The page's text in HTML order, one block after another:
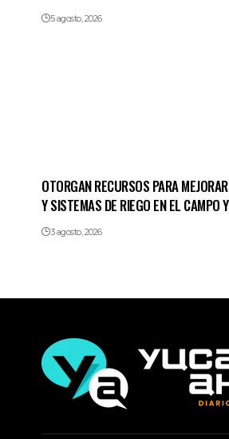
5 agosto, 2026
OTORGAN RECURSOS PARA
Y SISTEMAS DE RIEGO EN EL CAMPO
3 agosto, 2026